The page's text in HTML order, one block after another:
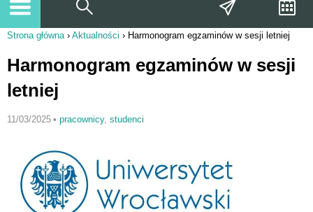
Strona główna› Aktualności › Harmonogram egzaminów w sesji letniej
Harmonogram egzaminów w sesji
letniej
11/03/2025 • pracownicy, studenci